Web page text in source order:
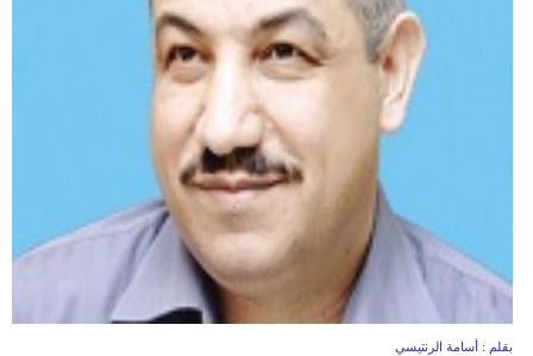
تعليم
بقلم : أسامة الرنتيسي